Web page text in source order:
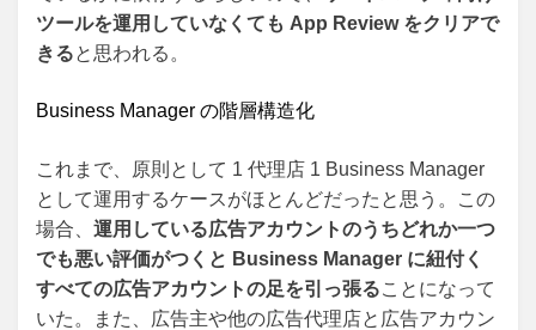
ツールを運用していなくても App Review をクリアで
きると思われる。
Business Manager の階層構造化
これまで、原則として 1 代理店 1 Business Manager
として運用するケースがほとんどだったと思う。この
場合、 運用している広告アカウントのうちどれか一つ
でも悪い評価がつくと Business Manager に紐付く
すべての広告アカウントの足を引っ張ることになって
いた。また、広告主や他の広告代理店と広告アカウン